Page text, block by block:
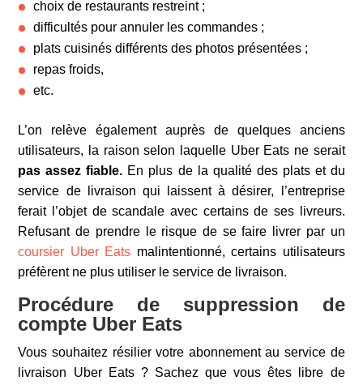
choix de restaurants restreint ;
difficultés pour annuler les commandes ;
plats cuisinés différents des photos présentées ;
repas froids,
etc.
L’on relève également auprès de quelques anciens
utilisateurs, la raison selon laquelle Uber Eats ne serait
pas assez fiable. En plus de la qualité des plats et du
service de livraison qui laissent à désirer, l’entreprise
ferait l’objet de scandale avec certains de ses livreurs.
Refusant de prendre le risque de se faire livrer par un
coursier Uber Eats malintentionné, certains utilisateurs
préfèrent ne plus utiliser le service de livraison.
Procédure de suppression de
compte Uber Eats
Vous souhaitez résilier votre abonnement au service de
livraison Uber Eats ? Sachez que vous êtes libre de